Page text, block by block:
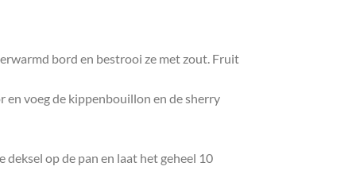
bord en bestrooi ze met zout. Fruit
en voeg de kippenbouillon en de sherry
op de pan en laat het geheel 10